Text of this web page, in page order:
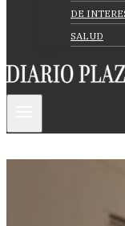
DE
SALUD